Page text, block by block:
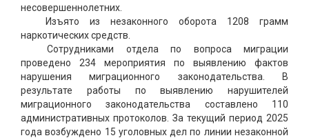
несовершеннолетних.
Изъято из незаконного оборота 1208 грамм
наркотических средств.
Сотрудниками отдела по вопроса миграции
проведено 234 мероприятия по выявлению фактов
нарушения миграционного законодательства. В
результате работы по выявлению нарушителей
миграционного законодательства составлено 110
административных протоколов. За текущий период 2025
года возбуждено 15 уголовных дел по линии незаконной